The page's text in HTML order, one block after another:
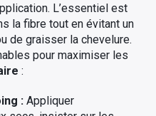
L’essentiel est
la fibre tout en évitant un
de graisser la chevelure.
pour maximiser les
:
: Appliquer